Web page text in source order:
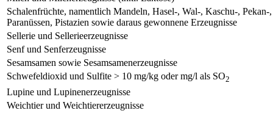
Schalenfrüchte, namentlich Mandeln, Hasel-, Wal-, Kaschu-,
Paranüssen, Pistazien sowie daraus gewonnene Erzeugnisse
Sellerie und Sellerieerzeugnisse
Senf und Senferzeugnisse
Sesamsamen sowie Sesamsamenerzeugnisse
Schwefeldioxid und Sulfite > 10 mg/kg oder mg/l als SO2
Lupine und Lupinenerzeugnisse
Weichtier und Weichtiererzeugnisse